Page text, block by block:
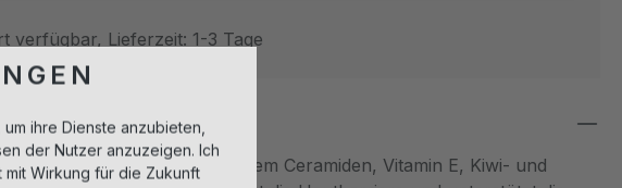
verfügbar, Lieferzeit: 1-3 Tage
Wirkstoffkonzentrat aus einem Ceramiden, Vitamin E, Kiwi- und
ihre Dienste anzubieten,
der Nutzer anzuzeigen. Ich
mit Wirkung für die Zukunft